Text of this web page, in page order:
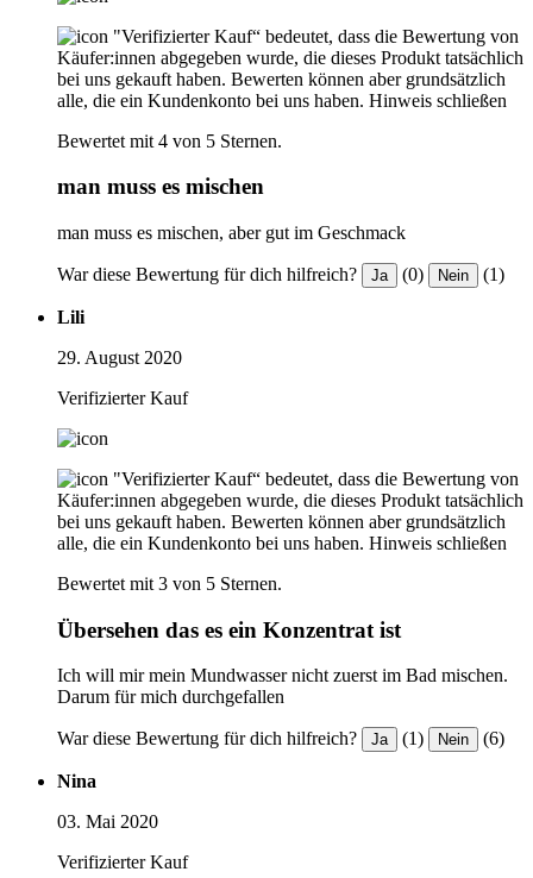
"Verifizierter Kauf“ bedeutet, dass die Bewertung von
Käufer:innen abgegeben wurde, die dieses Produkt tatsächlich
bei uns gekauft haben. Bewerten können aber grundsätzlich
alle, die ein Kundenkonto bei uns haben. Hinweis schließen
Bewertet mit 4 von 5 Sternen.
man muss es mischen
man muss es mischen, aber gut im Geschmack
War diese Bewertung für dich hilfreich? Ja (0) Nein (1)
Lili
29. August 2020
Verifizierter Kauf
"Verifizierter Kauf“ bedeutet, dass die Bewertung von
Käufer:innen abgegeben wurde, die dieses Produkt tatsächlich
bei uns gekauft haben. Bewerten können aber grundsätzlich
alle, die ein Kundenkonto bei uns haben. Hinweis schließen
Bewertet mit 3 von 5 Sternen.
Übersehen das es ein Konzentrat ist
Ich will mir mein Mundwasser nicht zuerst im Bad mischen.
Darum für mich durchgefallen
War diese Bewertung für dich hilfreich? Ja (1) Nein (6)
Nina
03. Mai 2020
Verifizierter Kauf